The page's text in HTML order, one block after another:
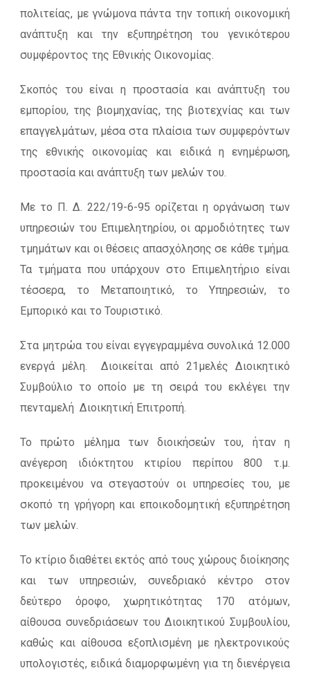
πολιτείας, με γνώμονα πάντα την τοπική οικονομική
ανάπτυξη και την εξυπηρέτηση του γενικότερου
συμφέροντος της Εθνικής Οικονομίας.
Σκοπός του είναι η προστασία και ανάπτυξη του
εμπορίου, της βιομηχανίας, της βιοτεχνίας και των
επαγγελμάτων, μέσα στα πλαίσια των συμφερόντων
της εθνικής οικονομίας και ειδικά η ενημέρωση,
προστασία και ανάπτυξη των μελών του.
Με το Π. Δ. 222/19-6-95 ορίζεται η οργάνωση των
υπηρεσιών του Επιμελητηρίου, οι αρμοδιότητες των
τμημάτων και οι θέσεις απασχόλησης σε κάθε τμήμα.
Τα τμήματα που υπάρχουν στο Επιμελητήριο είναι
τέσσερα, το Μεταποιητικό, το Υπηρεσιών, το
Εμπορικό και το Τουριστικό.
Στα μητρώα του είναι εγγεγραμμένα συνολικά 12.000
ενεργά μέλη. Διοικείται από 21μελές Διοικητικό
Συμβούλιο το οποίο με τη σειρά του εκλέγει την
πενταμελή Διοικητική Επιτροπή.
Το πρώτο μέλημα των διοικήσεών του, ήταν η
ανέγερση ιδιόκτητου κτιρίου περίπου 800 τ.μ.
προκειμένου να στεγαστούν οι υπηρεσίες του, με
σκοπό τη γρήγορη και εποικοδομητική εξυπηρέτηση
των μελών.
Το κτίριο διαθέτει εκτός από τους χώρους διοίκησης
και των υπηρεσιών, συνεδριακό κέντρο στον
δεύτερο όροφο, χωρητικότητας 170 ατόμων,
αίθουσα συνεδριάσεων του Διοικητικού Συμβουλίου,
καθώς και αίθουσα εξοπλισμένη με ηλεκτρονικούς
υπολογιστές, ειδικά διαμορφωμένη για τη διενέργεια